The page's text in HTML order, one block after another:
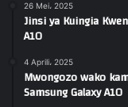
26 Mei، 2025
Jinsi ya Kuingia
A10
4 Aprili، 2025
Mwongozo wako
Samsung Galaxy A10